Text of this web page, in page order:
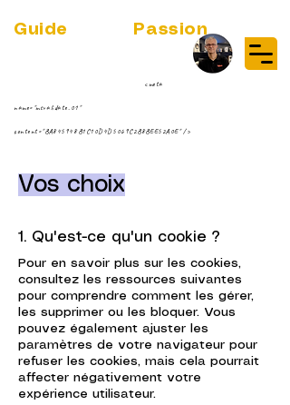
Guide Passion
<meta
name="msvalidate.01"
content="BA845948B1C10D4D5069C2B8BEE52A0E" />
Vos choix
1. Qu'est-ce qu'un cookie ?
Pour en savoir plus sur les cookies,
consultez les ressources suivantes
pour comprendre comment les gérer,
les supprimer ou les bloquer. Vous
pouvez également ajuster les
paramètres de votre navigateur pour
refuser les cookies, mais cela pourrait
affecter négativement votre
expérience utilisateur.